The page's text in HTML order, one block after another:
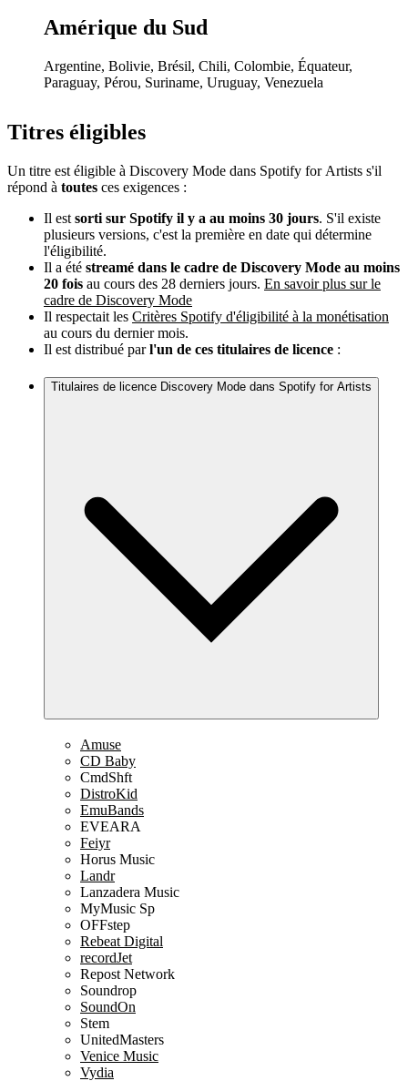
Amérique du Sud
Argentine, Bolivie, Brésil, Chili, Colombie, Équateur,
Paraguay, Pérou, Suriname, Uruguay, Venezuela
Titres éligibles
Un titre est éligible à Discovery Mode dans Spotify for Artists s'il
répond à toutes ces exigences :
Il est sorti sur Spotify il y a au moins 30 jours. S'il existe
plusieurs versions, c'est la première en date qui détermine
l'éligibilité.
Il a été streamé dans le cadre de Discovery Mode au moins
20 fois au cours des 28 derniers jours. En savoir plus sur le
cadre de Discovery Mode
Il respectait les Critères Spotify d'éligibilité à la monétisation
au cours du dernier mois.
Il est distribué parl'un de ces titulaires de licence :
Titulaires de licence Discovery Mode dans Spotify for Artists
Amuse
CD Baby
CmdShft
DistroKid
EmuBands
EVEARA
Feiyr
Horus Music
Landr
Lanzadera Music
MyMusic Sp
OFFstep
Rebeat Digital
recordJet
Repost Network
Soundrop
SoundOn
Stem
UnitedMasters
Venice Music
Vydia